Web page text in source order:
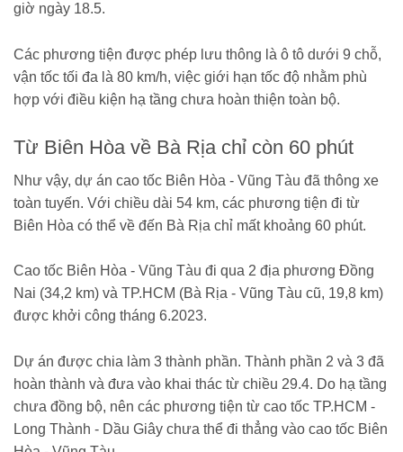
giờ ngày 18.5.
Các phương tiện được phép lưu thông là ô tô dưới 9 chỗ,
vận tốc tối đa là 80 km/h, việc giới hạn tốc độ nhằm phù
hợp với điều kiện hạ tầng chưa hoàn thiện toàn bộ.
Từ Biên Hòa về Bà Rịa chỉ còn 60 phút
Như vậy, dự án cao tốc Biên Hòa - Vũng Tàu đã thông xe
toàn tuyến. Với chiều dài 54 km, các phương tiện đi từ
Biên Hòa có thể về đến Bà Rịa chỉ mất khoảng 60 phút.
Cao tốc Biên Hòa - Vũng Tàu đi qua 2 địa phương Đồng
Nai (34,2 km) và TP.HCM (Bà Rịa - Vũng Tàu cũ, 19,8 km)
được khởi công tháng 6.2023.
Dự án được chia làm 3 thành phần. Thành phần 2 và 3 đã
hoàn thành và đưa vào khai thác từ chiều 29.4. Do hạ tầng
chưa đồng bộ, nên các phương tiện từ cao tốc TP.HCM -
Long Thành - Dầu Giây chưa thể đi thẳng vào cao tốc Biên